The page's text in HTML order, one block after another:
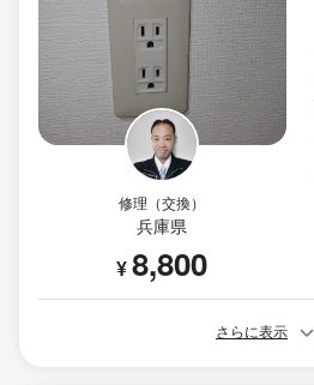
修理（交換）
兵庫県
¥8,800
さらに表示